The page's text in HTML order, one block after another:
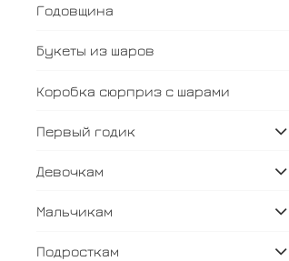
Годовщина
Букеты из шаров
Коробка сюрприз с шарами
Первый годик
Девочкам
Мальчикам
Подросткам